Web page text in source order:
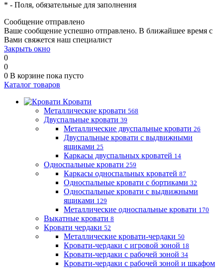
* - Поля, обязательные для заполнения
Сообщение отправлено
Ваше сообщение успешно отправлено. В ближайшее время с
Вами свяжется наш специалист
Закрыть окно
0
0
0 В корзине пока пусто
Каталог товаров
Кровати
Металлические кровати 568
Двуспальные кровати 39
Металлические двуспальные кровати 26
Двуспальные кровати с выдвижными
ящиками 25
Каркасы двуспальных кроватей 14
Односпальные кровати 259
Каркасы односпальных кроватей 87
Односпальные кровати с бортиками 32
Односпальные кровати с выдвижными
ящиками 129
Металлические односпальные кровати 170
Выкатные кровати 8
Кровати чердаки 52
Металлические кровати-чердаки 50
Кровати-чердаки с игровой зоной 18
Кровати-чердаки с рабочей зоной 34
Кровати-чердаки с рабочей зоной и шкафом